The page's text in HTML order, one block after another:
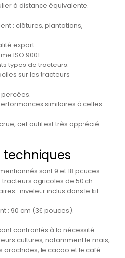
à distance équivalente.
: clôtures, plantations,
export.
ISO 9001.
types de tracteurs.
sur les tracteurs
similaires à celles
cet outil est très apprécié
techniques
sont 9 et 18 pouces.
agricoles de 50 ch.
: niveleur inclus dans le kit.
: 90 cm (36 pouces).
confrontés à la nécessité
cultures, notamment le maïs,
arachides, le cacao et le café.